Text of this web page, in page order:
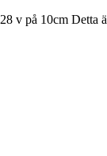
v på 10cm Detta